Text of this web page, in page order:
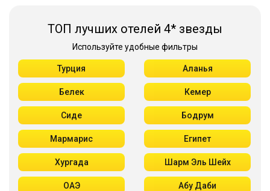
ТОП лучших отелей 4* звезды
Используйте удобные фильтры
Турция Аланья
Белек Кемер
Сиде Бодрум
Мармарис Египет
Хургада Шарм Эль Шейх
ОАЭ Абу Даби